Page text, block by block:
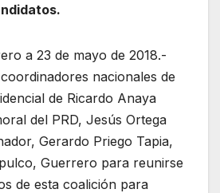
a 23 de mayo de 2018.-
nacionales de
de Ricardo Anaya
del PRD, Jesús Ortega
Gerardo Priego Tapia,
Guerrero para reunirse
de esta coalición para